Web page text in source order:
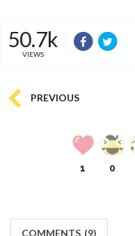
50.7k
VIEWS
PREVIOUS
1 0
COMMENTS (9)